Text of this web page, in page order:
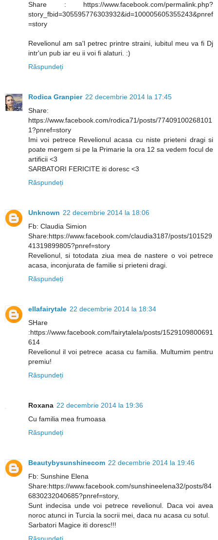
Share : https://www.facebook.com/permalink.php?
story_fbid=305595776303932&id=100005605355243&pnref
=story
Revelionul am sa'l petrec printre straini, iubitul meu va fi Dj
intr'un pub iar eu ii voi fi alaturi. :)
Răspundeți
Rodica Granpier 22 decembrie 2014 la 17:45
Share:
https://www.facebook.com/rodica71/posts/77409100268101
1?pnref=story
Imi voi petrece Revelionul acasa cu niste prieteni dragi si
poate mergem si pe la Primarie la ora 12 sa vedem focul de
artificii <3
SARBATORI FERICITE iti doresc <3
Răspundeți
Unknown 22 decembrie 2014 la 18:06
Fb: Claudia Simion
Share:https://www.facebook.com/claudia3187/posts/101529
41319899805?pnref=story
Revelionul, si totodata ziua mea de nastere o voi petrece
acasa, inconjurata de familie si prieteni dragi.
Răspundeți
ellafairytale 22 decembrie 2014 la 18:34
SHare
:https://www.facebook.com/fairytalela/posts/1529109800691
614
Revelionul il voi petrece acasa cu familia. Multumim pentru
premiu!
Răspundeți
Roxana 22 decembrie 2014 la 19:36
Cu familia mea frumoasa
Răspundeți
Beautybysunshinecom 22 decembrie 2014 la 19:46
Fb: Sunshine Elena
Share:https://www.facebook.com/sunshineelena32/posts/84
6830232040685?pnref=story,
Sunt indecisa unde voi petrece revelionul. Daca voi avea
noroc atunci in Turcia la socrii mei, daca nu acasa cu sotul.
Sarbatori Magice iti doresc!!!